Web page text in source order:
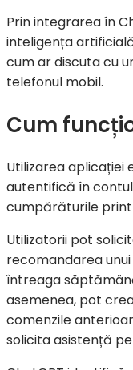
Prin integrarea în
inteligența
cum ar discuta cu
telefonul mobil.
Cum
Utilizarea aplicației
autentifică în
cumpărăturile
Utilizatorii pot
recomandarea
întreaga
asemenea, pot
comenzile
solicita asistență